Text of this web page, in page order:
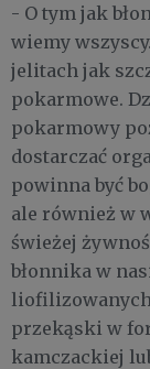
- O tym jak
wiemy
jelitach jak
pokarmowe.
pokarmowy
dostarczać
powinna być
ale również w
świeżej
błonnika w
liofilizowanych
przekąski w
kamczackiej